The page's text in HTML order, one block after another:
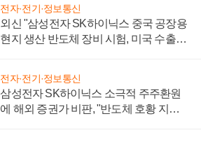
전자·전기·정보통신
외신 "삼성전자 SK하이닉스 중국 공장용
현지 생산 반도체 장비 시험, 미국 수출통
전자·전기·정보통신
삼성전자 SK하이닉스 소극적 주주환원
에 해외 증권가 비판, "반도체 호황 지속